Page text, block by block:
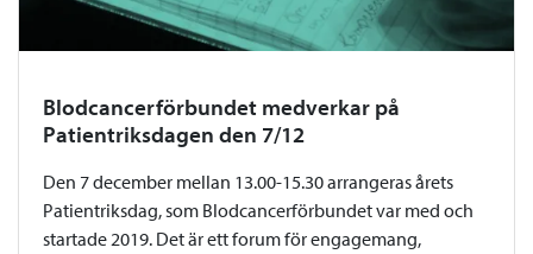
Blodcancerförbundet medverkar på
Patientriksdagen den 7/12
Den 7 december mellan 13.00-15.30 arrangeras årets
Patientriksdag, som Blodcancerförbundet var med och
startade 2019. Det är ett forum för engagemang,